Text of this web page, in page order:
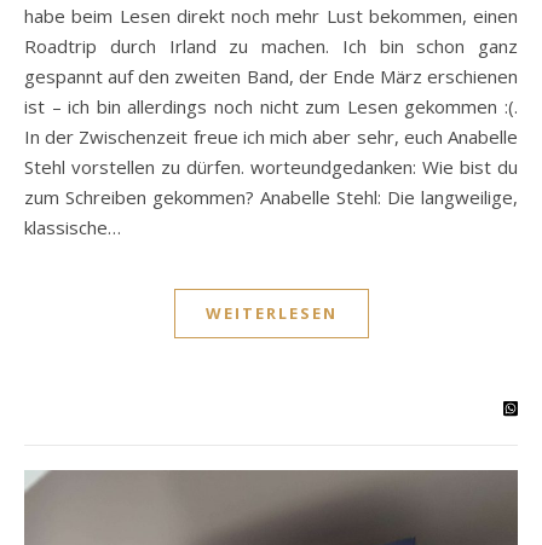
habe beim Lesen direkt noch mehr Lust bekommen, einen
Roadtrip durch Irland zu machen. Ich bin schon ganz
gespannt auf den zweiten Band, der Ende März erschienen
ist – ich bin allerdings noch nicht zum Lesen gekommen :(.
In der Zwischenzeit freue ich mich aber sehr, euch Anabelle
Stehl vorstellen zu dürfen. worteundgedanken: Wie bist du
zum Schreiben gekommen? Anabelle Stehl: Die langweilige,
klassische…
WEITERLESEN